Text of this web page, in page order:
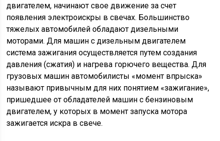
двигателем, начинают свое движение за счет
появления электроискры в свечах. Большинство
тяжелых автомобилей обладают дизельными
моторами. Для машин с дизельным двигателем
система зажигания осуществляется путем создания
давления (сжатия) и нагрева горючего вещества. Для
грузовых машин автомобилисты «момент впрыска»
называют привычным для них понятием «зажигание»,
пришедшее от обладателей машин с бензиновым
двигателем, у которых в момент запуска мотора
зажигается искра в свече.